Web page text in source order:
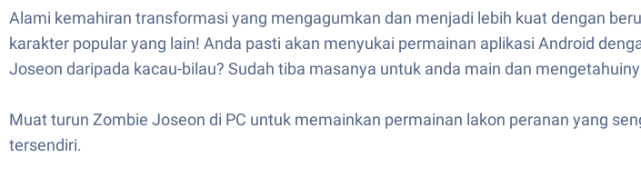
Alami kemahiran transformasi yang mengagumkan dan menjadi lebih kuat dengan
karakter popular yang lain! Anda pasti akan menyukai permainan aplikasi Android
Joseon daripada kacau-bilau? Sudah tiba masanya untuk anda main dan
Muat turun Zombie Joseon di PC untuk memainkan permainan lakon peranan yang
tersendiri.